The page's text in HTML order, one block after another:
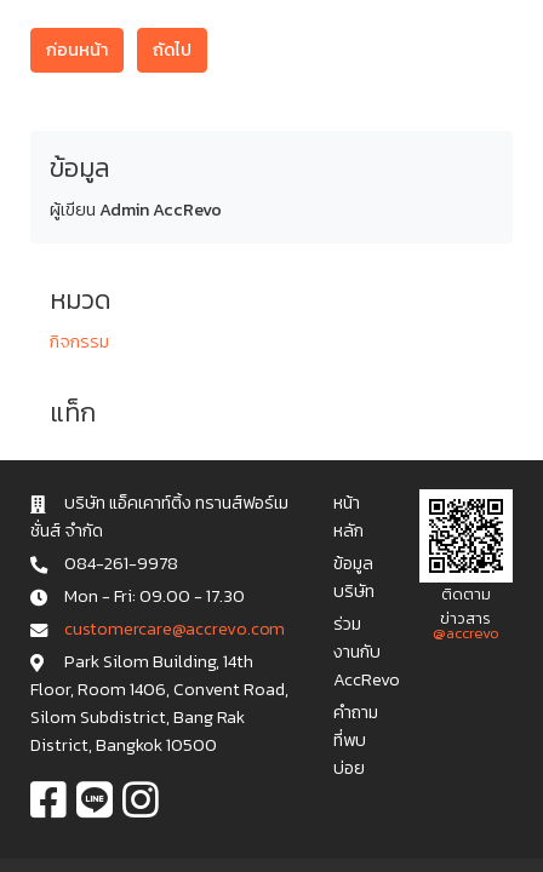
ก่อนหน้า ถัดไป
ข้อมูล
ผู้เขียนAdmin AccRevo
หมวด
กิจกรรม
แท็ก
บริษัท แอ็คเคาท์ติ้ง ทรานส์ฟอร์เม
ชั่นส์ จำกัด
084-261-9978
Mon - Fri: 09.00 - 17.30
c u s t o m e r c a r e @ a c c r e v o . c o m
Park Silom Building, 14th
Floor, Room 1406, Convent Road,
Silom Subdistrict, Bang Rak
District, Bangkok 10500
หน้า
หลัก
ข้อมูล
บริษัท
ร่วม
งานกับ
AccRevo
คำถาม
ที่พบ
บ่อย
ติดตาม
ข่าวสาร
@accrevo